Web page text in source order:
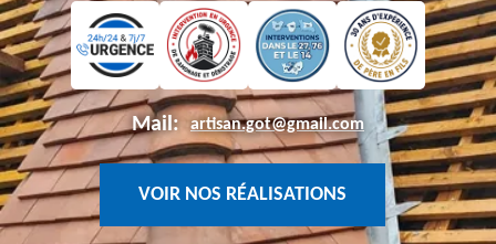
Mail: artisan.got@gmail.com
VOIR NOS RÉALISATIONS